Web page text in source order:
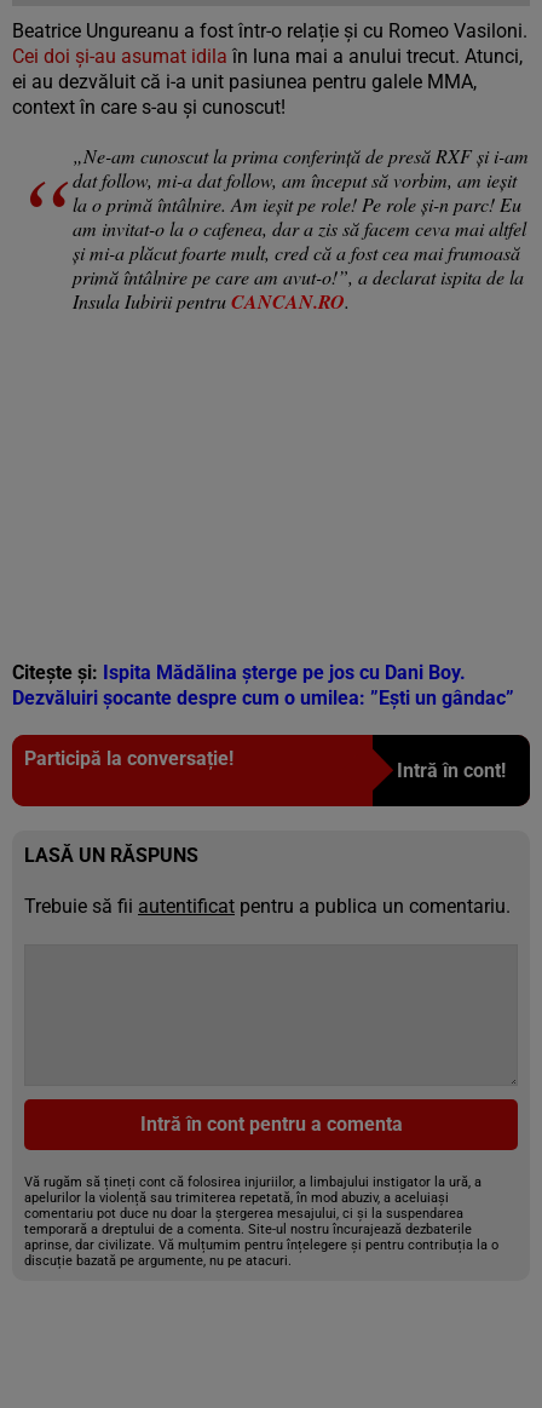
Beatrice Ungureanu a fost într-o relație și cu Romeo Vasiloni.
Cei doi și-au asumat idila în luna mai a anului trecut. Atunci,
ei au dezvăluit că i-a unit pasiunea pentru galele MMA,
context în care s-au și cunoscut!
„Ne-am cunoscut la prima conferință de presă RXF și i-am
dat follow, mi-a dat follow, am început să vorbim, am ieșit
la o primă întâlnire. Am ieșit pe role! Pe role și-n parc! Eu
am invitat-o la o cafenea, dar a zis să facem ceva mai altfel
și mi-a plăcut foarte mult, cred că a fost cea mai frumoasă
primă întâlnire pe care am avut-o!”, a declarat ispita de la
Insula Iubirii pentruCANCAN.RO.
Citește și: Ispita Mădălina șterge pe jos cu Dani Boy.
Dezvăluiri șocante despre cum o umilea: ”Ești un gândac”
Participă la conversație!
Intră în cont!
LASĂ UN RĂSPUNS
Trebuie să fii autentificat pentru a publica un comentariu.
Intră în cont pentru a comenta
Vă rugăm să țineți cont că folosirea injuriilor, a limbajului instigator la ură, a
apelurilor la violență sau trimiterea repetată, în mod abuziv, a aceluiași
comentariu pot duce nu doar la ștergerea mesajului, ci și la suspendarea
temporară a dreptului de a comenta. Site-ul nostru încurajează dezbaterile
aprinse, dar civilizate. Vă mulțumim pentru înțelegere și pentru contribuția la o
discuție bazată pe argumente, nu pe atacuri.